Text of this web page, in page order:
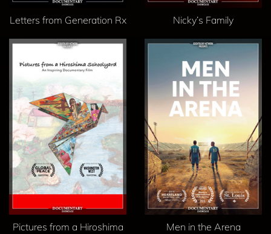
Letters from Generation Rx Nicky’s Family
Pictures from a Hiroshima
Men in the Arena